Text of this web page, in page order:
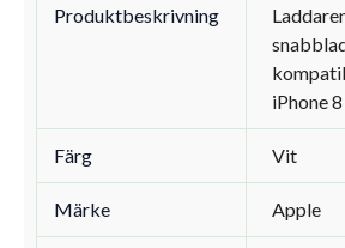
Produktbeskrivning
iPhone
Färg Vit
Märke Apple